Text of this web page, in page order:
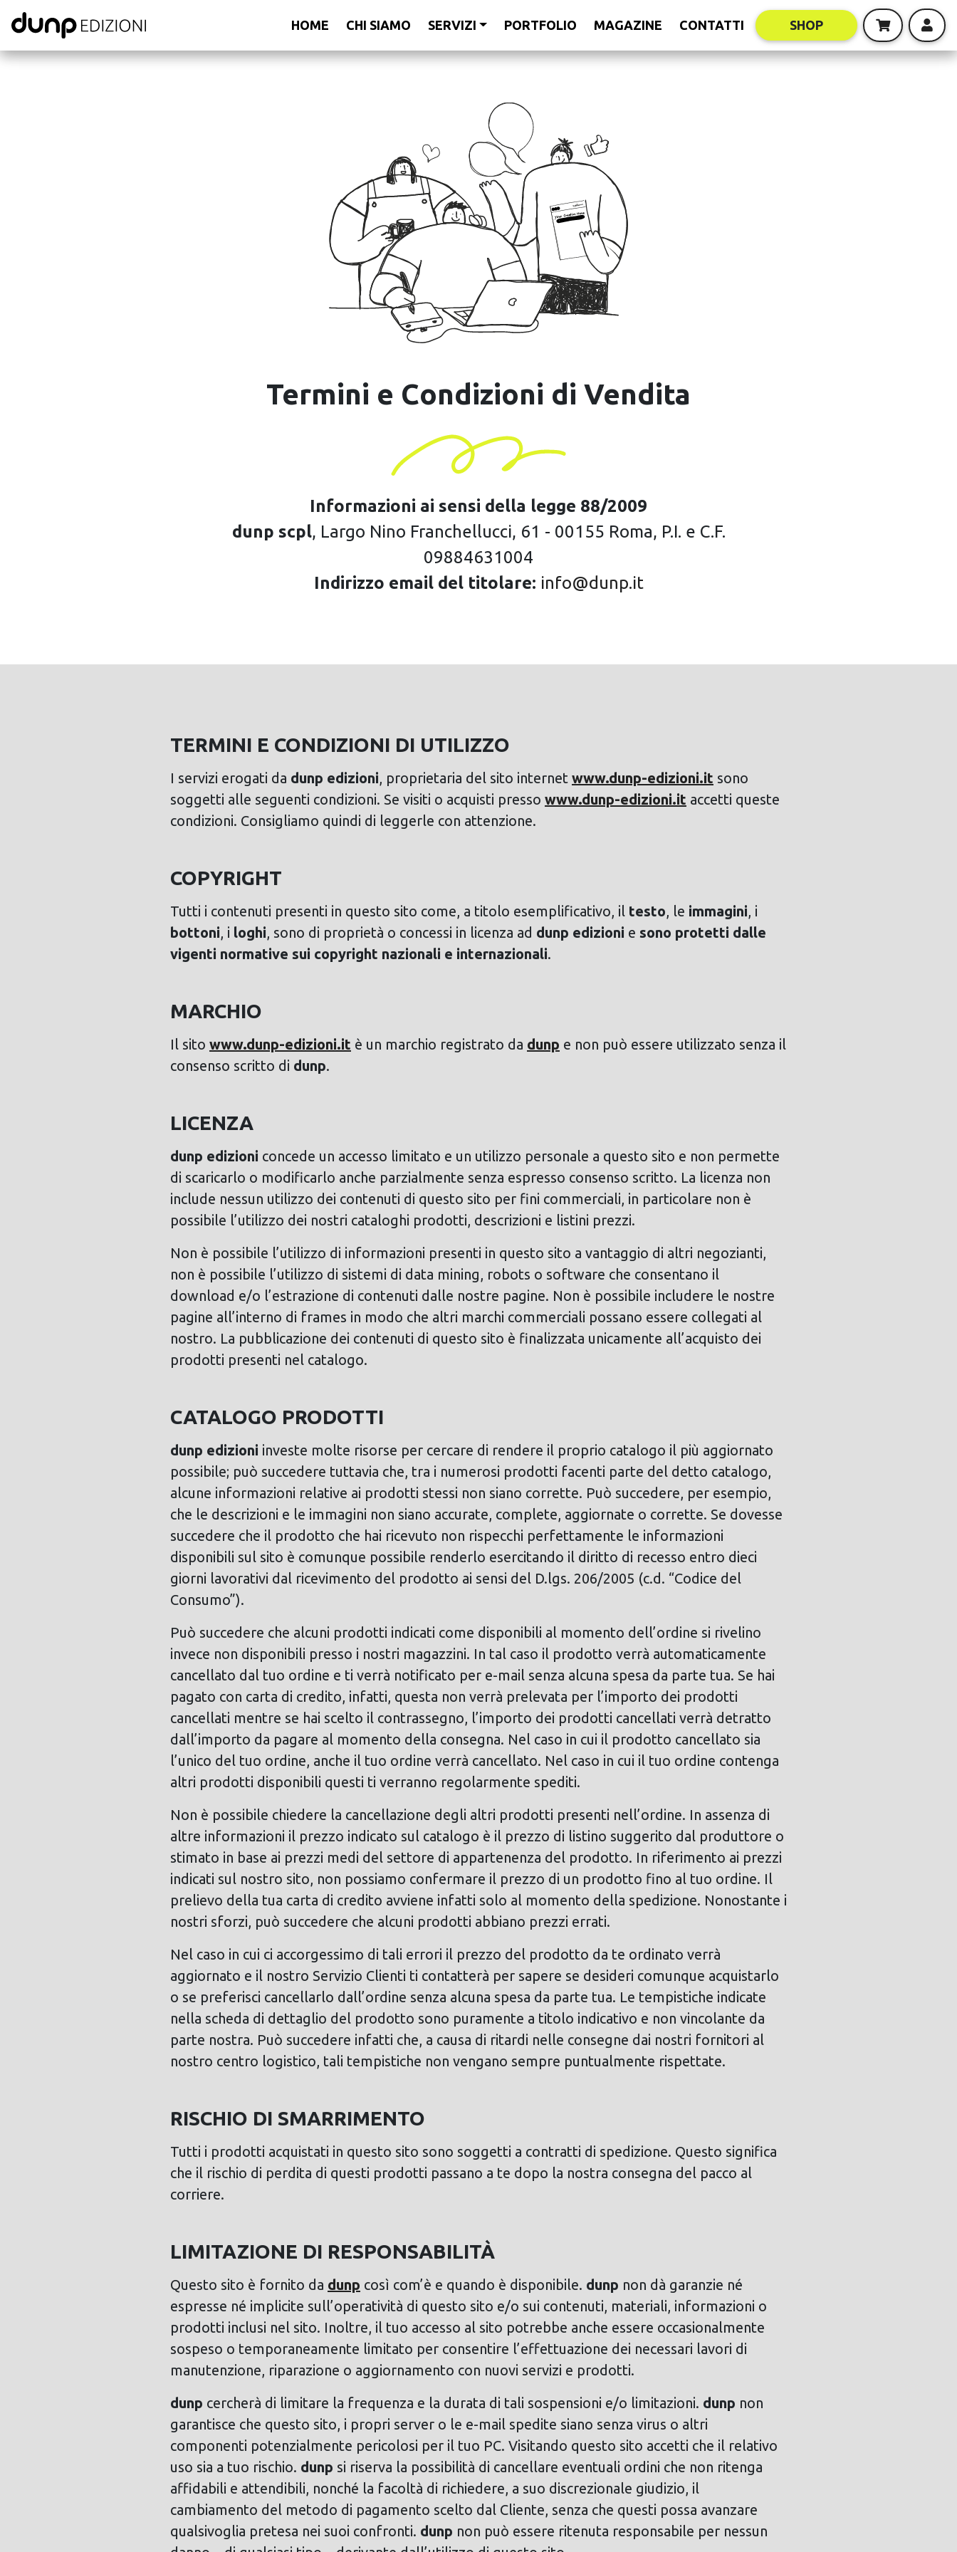
dunp edizioni HOME CHI SIAMO SERVIZI PORTFOLIO MAGAZINE CONTATTI SHOP
Termini e Condizioni di Vendita
Informazioni ai sensi della legge 88/2009
dunp scpl, Largo Nino Franchellucci, 61 - 00155 Roma, P.I. e C.F.
09884631004
Indirizzo email del titolare: info@dunp.it
TERMINI E CONDIZIONI DI UTILIZZO
I servizi erogati da dunp edizioni, proprietaria del sito internet www.dunp-edizioni.it sono
soggetti alle seguenti condizioni. Se visiti o acquisti presso www.dunp-edizioni.it accetti queste
condizioni. Consigliamo quindi di leggerle con attenzione.
COPYRIGHT
Tutti i contenuti presenti in questo sito come, a titolo esemplificativo, il testo, le immagini, i
bottoni, i loghi, sono di proprietà o concessi in licenza ad dunp edizioni e sono protetti dalle
vigenti normative sui copyright nazionali e internazionali.
MARCHIO
Il sito www.dunp-edizioni.it è un marchio registrato da dunp e non può essere utilizzato senza il
consenso scritto di dunp.
LICENZA
dunp edizioni concede un accesso limitato e un utilizzo personale a questo sito e non permette
di scaricarlo o modificarlo anche parzialmente senza espresso consenso scritto. La licenza non
include nessun utilizzo dei contenuti di questo sito per fini commerciali, in particolare non è
possibile l’utilizzo dei nostri cataloghi prodotti, descrizioni e listini prezzi.
Non è possibile l’utilizzo di informazioni presenti in questo sito a vantaggio di altri negozianti,
non è possibile l’utilizzo di sistemi di data mining, robots o software che consentano il
download e/o l’estrazione di contenuti dalle nostre pagine. Non è possibile includere le nostre
pagine all’interno di frames in modo che altri marchi commerciali possano essere collegati al
nostro. La pubblicazione dei contenuti di questo sito è finalizzata unicamente all’acquisto dei
prodotti presenti nel catalogo.
CATALOGO PRODOTTI
dunp edizioni investe molte risorse per cercare di rendere il proprio catalogo il più aggiornato
possibile; può succedere tuttavia che, tra i numerosi prodotti facenti parte del detto catalogo,
alcune informazioni relative ai prodotti stessi non siano corrette. Può succedere, per esempio,
che le descrizioni e le immagini non siano accurate, complete, aggiornate o corrette. Se dovesse
succedere che il prodotto che hai ricevuto non rispecchi perfettamente le informazioni
disponibili sul sito è comunque possibile renderlo esercitando il diritto di recesso entro dieci
giorni lavorativi dal ricevimento del prodotto ai sensi del D.lgs. 206/2005 (c.d. “Codice del
Consumo”).
Può succedere che alcuni prodotti indicati come disponibili al momento dell’ordine si rivelino
invece non disponibili presso i nostri magazzini. In tal caso il prodotto verrà automaticamente
cancellato dal tuo ordine e ti verrà notificato per e-mail senza alcuna spesa da parte tua. Se hai
pagato con carta di credito, infatti, questa non verrà prelevata per l’importo dei prodotti
cancellati mentre se hai scelto il contrassegno, l’importo dei prodotti cancellati verrà detratto
dall’importo da pagare al momento della consegna. Nel caso in cui il prodotto cancellato sia
l’unico del tuo ordine, anche il tuo ordine verrà cancellato. Nel caso in cui il tuo ordine contenga
altri prodotti disponibili questi ti verranno regolarmente spediti.
Non è possibile chiedere la cancellazione degli altri prodotti presenti nell’ordine. In assenza di
altre informazioni il prezzo indicato sul catalogo è il prezzo di listino suggerito dal produttore o
stimato in base ai prezzi medi del settore di appartenenza del prodotto. In riferimento ai prezzi
indicati sul nostro sito, non possiamo confermare il prezzo di un prodotto fino al tuo ordine. Il
prelievo della tua carta di credito avviene infatti solo al momento della spedizione. Nonostante i
nostri sforzi, può succedere che alcuni prodotti abbiano prezzi errati.
Nel caso in cui ci accorgessimo di tali errori il prezzo del prodotto da te ordinato verrà
aggiornato e il nostro Servizio Clienti ti contatterà per sapere se desideri comunque acquistarlo
o se preferisci cancellarlo dall’ordine senza alcuna spesa da parte tua. Le tempistiche indicate
nella scheda di dettaglio del prodotto sono puramente a titolo indicativo e non vincolante da
parte nostra. Può succedere infatti che, a causa di ritardi nelle consegne dai nostri fornitori al
nostro centro logistico, tali tempistiche non vengano sempre puntualmente rispettate.
RISCHIO DI SMARRIMENTO
Tutti i prodotti acquistati in questo sito sono soggetti a contratti di spedizione. Questo significa
che il rischio di perdita di questi prodotti passano a te dopo la nostra consegna del pacco al
corriere.
LIMITAZIONE DI RESPONSABILITÀ
Questo sito è fornito da dunp così com’è e quando è disponibile. dunp non dà garanzie né
espresse né implicite sull’operatività di questo sito e/o sui contenuti, materiali, informazioni o
prodotti inclusi nel sito. Inoltre, il tuo accesso al sito potrebbe anche essere occasionalmente
sospeso o temporaneamente limitato per consentire l’effettuazione dei necessari lavori di
manutenzione, riparazione o aggiornamento con nuovi servizi e prodotti.
dunp cercherà di limitare la frequenza e la durata di tali sospensioni e/o limitazioni. dunp non
garantisce che questo sito, i propri server o le e-mail spedite siano senza virus o altri
componenti potenzialmente pericolosi per il tuo PC. Visitando questo sito accetti che il relativo
uso sia a tuo rischio. dunp si riserva la possibilità di cancellare eventuali ordini che non ritenga
affidabili e attendibili, nonché la facoltà di richiedere, a suo discrezionale giudizio, il
cambiamento del metodo di pagamento scelto dal Cliente, senza che questi possa avanzare
qualsivoglia pretesa nei suoi confronti. dunp non può essere ritenuta responsabile per nessun